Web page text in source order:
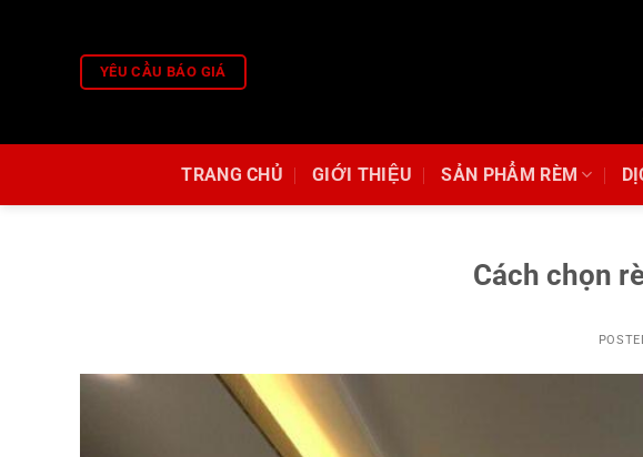
YÊU CẦU BÁO GIÁ
TRANG CHỦ GIỚI THIỆU SẢN PHẨM RÈM
Cách chọn